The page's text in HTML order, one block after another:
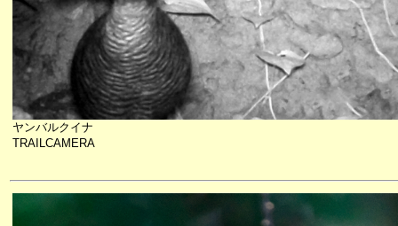
ヤンバルクイナ
TRAILCAMERA